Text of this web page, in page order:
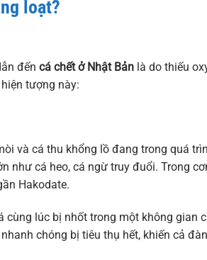
loạt?
đến cá chết ở Nhật Bản là do thiếu
tượng này:
và cá thu khổng lồ đang trong quá
như cá heo, cá ngừ truy đuổi. Trong
Hakodate.
cùng lúc bị nhốt trong một không gian
chóng bị tiêu thụ hết, khiến cả